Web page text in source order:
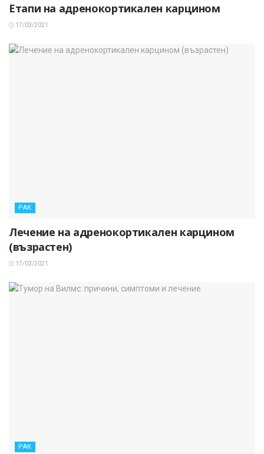
Етапи на адренокортикален карцином
17/03/2021
РАК
Лечение на адренокортикален карцином
(възрастен)
17/03/2021
РАК